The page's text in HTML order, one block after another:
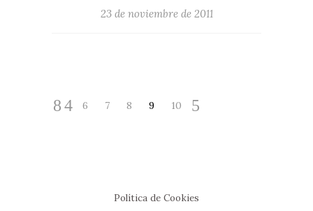
23 de noviembre de 2011
6 7 8 9 10
Política de Cookies